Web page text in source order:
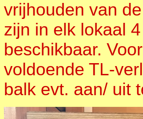
vrijhouden van
zijn in elk lokaal
beschikbaar.
voldoende TL-
balk evt. aan/ uit